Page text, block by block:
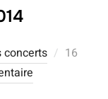
concerts
Publié
16